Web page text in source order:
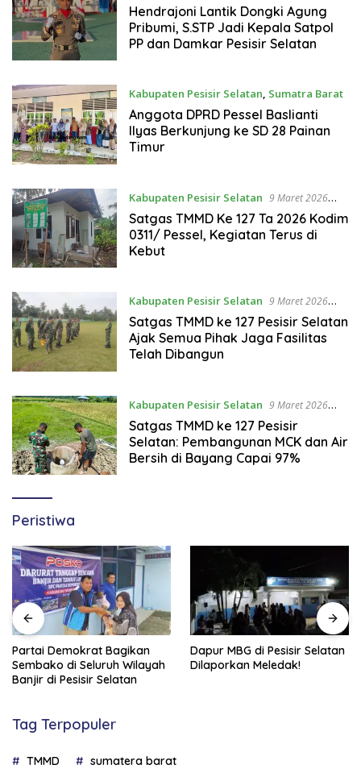
00:35 WIB
Hendrajoni Lantik Dongki Agung
Pribumi, S.STP Jadi Kepala Satpol
PP dan Damkar Pesisir Selatan
Kabupaten Pesisir Selatan, Sumatra Barat
3 April 2026 16:23 WIB
Anggota DPRD Pessel Baslianti
Ilyas Berkunjung ke SD 28 Painan
Timur
Kabupaten Pesisir Selatan 9 Maret 2026
22:45 WIB
Satgas TMMD Ke 127 Ta 2026 Kodim
0311/ Pessel, Kegiatan Terus di
Kebut
Kabupaten Pesisir Selatan 9 Maret 2026
22:40 WIB
Satgas TMMD ke 127 Pesisir Selatan
Ajak Semua Pihak Jaga Fasilitas
Telah Dibangun
Kabupaten Pesisir Selatan 9 Maret 2026
22:30 WIB
Satgas TMMD ke 127 Pesisir
Selatan: Pembangunan MCK dan Air
Bersih di Bayang Capai 97%
Peristiwa
Partai Demokrat Bagikan
Sembako di Seluruh Wilayah
Banjir di Pesisir Selatan
Dapur MBG di Pesisir Selatan
Dilaporkan Meledak!
Tag Terpopuler
TMMD sumatera barat